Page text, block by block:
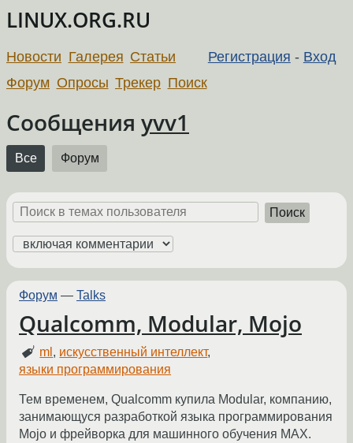
LINUX.ORG.RU
Регистрация - Вход
Новости Галерея Статьи
Форум Опросы Трекер Поиск
Сообщения yvv1
Все Форум
Поиск
Форум — Talks
Qualcomm, Modular, Mojo
ml , искусственный интеллект,
языки программирования
Тем временем, Qualcomm купила Modular, компанию,
занимающуся разработкой языка программирования
Mojo и фрейворка для машинного обучения MAX.